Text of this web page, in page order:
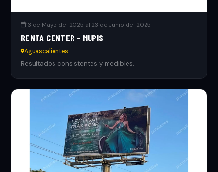
13 de Mayo del 2025 al 23 de Junio del 2025
RENTA CENTER - MUPIS
Aguascalientes
Resultados consistentes y medibles.